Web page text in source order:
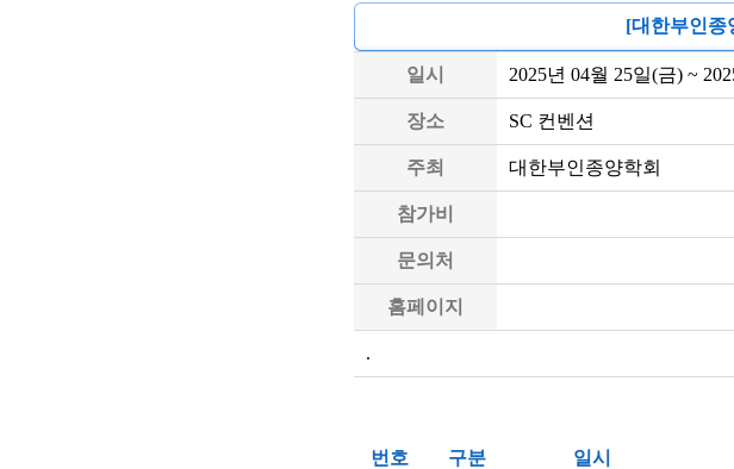
[대한부인종
일시 2025년 04월 25일(금) ~
장소 SC 컨벤션
주최 대한부인종양학회
참가비
문의처
홈페이지
.
번호 구분 일시